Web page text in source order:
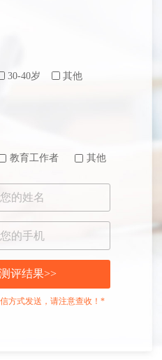
30-40岁 其他
教育工作者 其他
评结果>>
方式发送，请注意查收！*